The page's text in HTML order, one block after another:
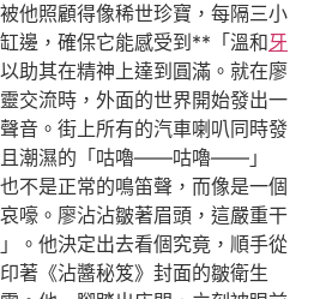
他照顧得像稀世珍寶，每隔三小
邊，確保它能感受到**「溫和牙
助其在精神上達到圓滿。就在廖
交流時，外面的世界開始發出一
音。街上所有的汽車喇叭同時發
且潮濕的「咕嚕——咕嚕——」
不是正常的鳴笛聲，而像是一個
嚎。廖沾沾皺著眉頭，這嚴重干
。他決定出去看個究竟，順手從
著《沾醬秘笈》封面的皺衛生